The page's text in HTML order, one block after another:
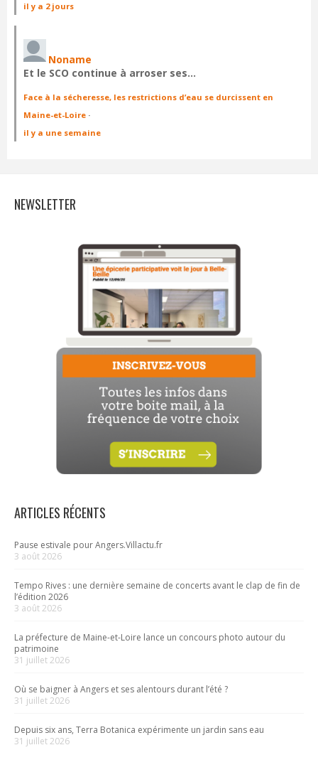
il y a 2 jours
Noname
Et le SCO continue à arroser ses…
Face à la sécheresse, les restrictions d’eau se durcissent en
Maine-et-Loire ·
il y a une semaine
NEWSLETTER
ARTICLES RÉCENTS
Pause estivale pour Angers.Villactu.fr
3 août 2026
Tempo Rives : une dernière semaine de concerts avant le clap de fin de
l’édition 2026
3 août 2026
La préfecture de Maine-et-Loire lance un concours photo autour du
patrimoine
31 juillet 2026
Où se baigner à Angers et ses alentours durant l’été ?
31 juillet 2026
Depuis six ans, Terra Botanica expérimente un jardin sans eau
31 juillet 2026